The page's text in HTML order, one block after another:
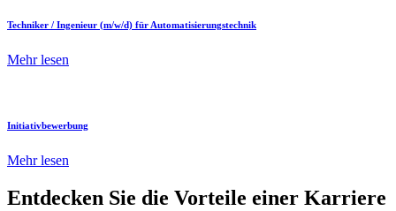
Techniker / Ingenieur (m/w/d) für Automatisierungstechnik
Mehr lesen
Initiativbewerbung
Mehr lesen
Entdecken Sie die Vorteile einer Karriere